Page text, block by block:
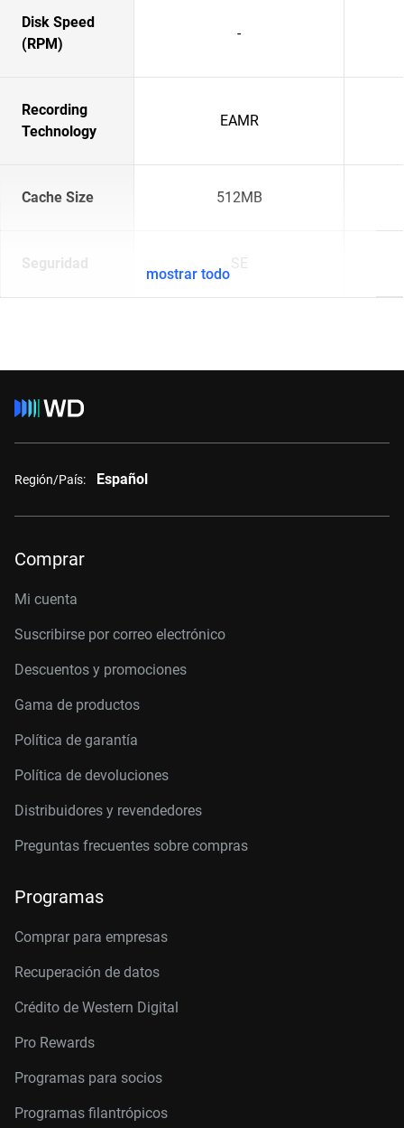
Disk Speed
(RPM)
-
Recording
Technology
EAMR
Cache Size 512MB
Seguridad SE
mostrar todo
Región/País: Español
Comprar
Mi cuenta
Suscribirse por correo electrónico
Descuentos y promociones
Gama de productos
Política de garantía
Política de devoluciones
Distribuidores y revendedores
Preguntas frecuentes sobre compras
Programas
Comprar para empresas
Recuperación de datos
Crédito de Western Digital
Pro Rewards
Programas para socios
Programas filantrópicos